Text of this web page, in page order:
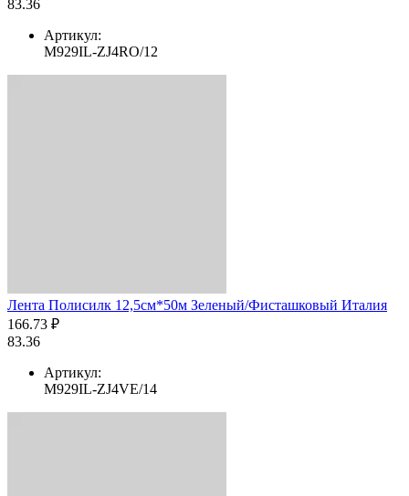
83.36
Артикул:
M929IL-ZJ4RO/12
Лента Полисилк 12,5см*50м Зеленый/Фисташковый Италия
166.73 ₽
83.36
Артикул:
M929IL-ZJ4VE/14